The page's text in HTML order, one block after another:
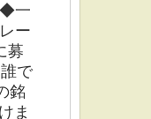
一
ー
募
で
銘
ま